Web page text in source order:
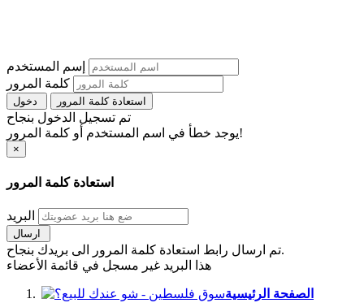
إسم المستخدم
كلمة المرور
استعادة كلمة المرور
تم تسجيل الدخول بنجاح
يوجد خطأ في اسم المستخدم أو كلمة المرور!
×
استعادة كلمة المرور
البريد
تم ارسال رابط استعادة كلمة المرور الى بريدك بنجاح.
هذا البريد غير مسجل في قائمة الأعضاء
الصفحة الرئيسية